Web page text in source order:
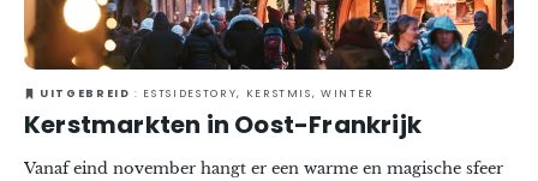
UITGEBREID : ESTSIDESTORY, KERSTMIS, WINTER
Kerstmarkten in Oost-Frankrijk
Vanaf eind november hangt er een warme en magische sfeer